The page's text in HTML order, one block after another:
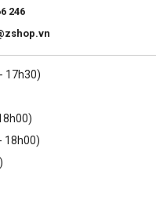
246
17h30)
18h00)